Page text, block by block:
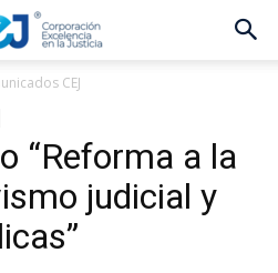
CEJ
“Reforma a la
judicial y